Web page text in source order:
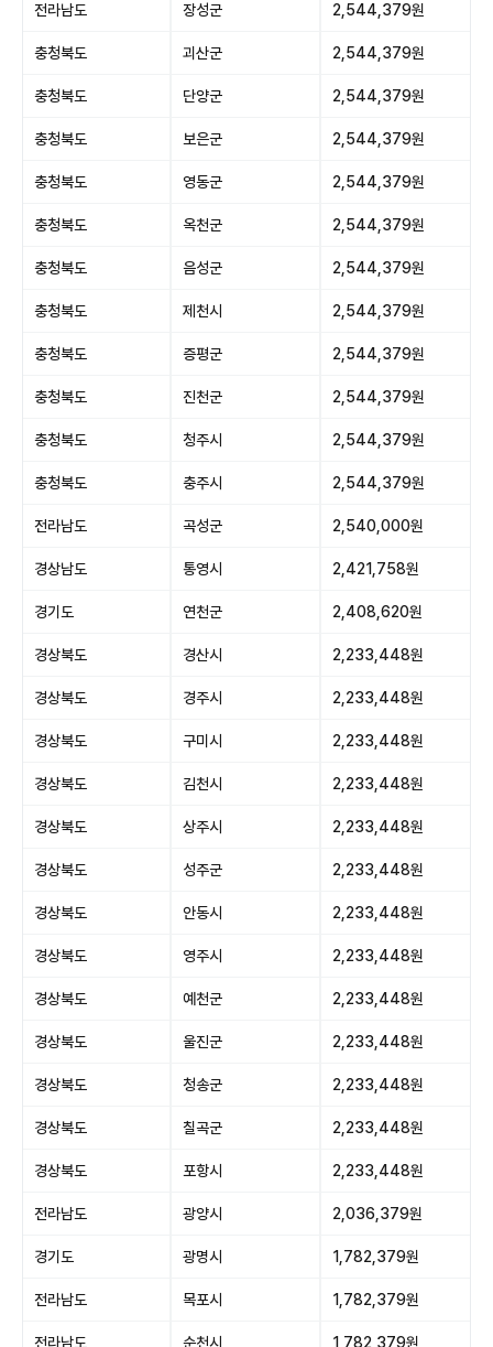
전라남도 장성군 2,544,379원
충청북도 괴산군 2,544,379원
충청북도 단양군 2,544,379원
충청북도 보은군 2,544,379원
충청북도 영동군 2,544,379원
충청북도 옥천군 2,544,379원
충청북도 음성군 2,544,379원
충청북도 제천시 2,544,379원
충청북도 증평군 2,544,379원
충청북도 진천군 2,544,379원
충청북도 청주시 2,544,379원
충청북도 충주시 2,544,379원
전라남도 곡성군 2,540,000원
경상남도 통영시 2,421,758원
경기도 연천군 2,408,620원
경상북도 경산시 2,233,448원
경상북도 경주시 2,233,448원
경상북도 구미시 2,233,448원
경상북도 김천시 2,233,448원
경상북도 상주시 2,233,448원
경상북도 성주군 2,233,448원
경상북도 안동시 2,233,448원
경상북도 영주시 2,233,448원
경상북도 예천군 2,233,448원
경상북도 울진군 2,233,448원
경상북도 청송군 2,233,448원
경상북도 칠곡군 2,233,448원
경상북도 포항시 2,233,448원
전라남도 광양시 2,036,379원
경기도 광명시 1,782,379원
전라남도 목포시 1,782,379원
전라남도 순천시 1,782,379원